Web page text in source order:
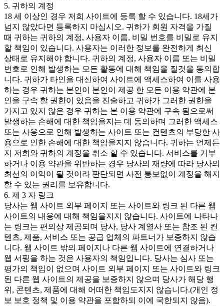
5. 귀하의 계정
18 세 이상인 경우 저희 사이트에 등록 할 수 있습니다. 18세가
넘지 않았다면 등록하지 마십시오. 귀하가 회원 자격을 가질
때 귀하는 귀하의 계정, 사용자 이름, 비밀 번호를 비밀로 유지
할 책임이 있습니다. 사용자는 이러한 정보를 완전하게 최신
상태로 유지해야 합니다. 귀하의 계정, 사용자 이름 또는 비밀
번호로 인해 발생하는 모든 활동에 대해 책임을 질것을 동의합
니다. 귀하가 타인을 대신하여 사이트에 액세스하여 이를 사용
하는 경우 귀하는 본인이 본인이 제공 한 모든 이용 약관에 본
인을 구속 할 권한이 있음을 진술하고 귀하가 그러한 권한을
가지고 있지 않은 경우 귀하는 본 이용 약관에 구속 됨으로써
발생하는 손해에 대한 책임을지는 데 동의하며 그러한 액세스
또는 사용으로 인해 발생하는 사이트 또는 컨텐츠의 부당한 사
용으로 인한 손해에 대한 책임을지지 않습니다. 귀하는 언제든
지 저희와 귀하의 계정을 취소 할 수 있습니다. 서비스를 거부
하거나 이용 약관을 위반하는 경우 당사의 재량에 따라 당사의
최선의 이익이 될 것이라 판단되면 사전 통보없이 계정을 해지
할 수 있는 권리를 보유합니다.
6. 제 3 자 링크
당사는 웹 사이트 외부 페이지 또는 사이트와 링크 된 다른 웹
사이트의 내용에 대해 책임을지지 않습니다. 사이트에 나타나
는 링크는 편의상 제공되며 당사, 당사 계열사 또는 참조 된 컨
텐츠, 제품, 서비스 또는 공급 업체의 파트너가 보증하지 않습
니다. 웹 사이트 밖의 페이지나 다른 웹 사이트에 연결하거나
웹 서핑을 하는 것은 사용자의 책임입니다. 당사는 심사 또는
평가의 책임이 없으며 사이트 외부 페이지 또는 사이트와 링크
된 다른 웹 사이트의 제공을 보증하지 않으며 당사가 해당 행
위, 콘텐츠, 제품에 대해 어떠한 책임도지지 않습니다.(개인 정
보 보호 정책 및 이용 약관을 포함하되 이에 국한되지 않음).